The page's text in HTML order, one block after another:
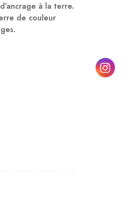
à la terre.
de couleur